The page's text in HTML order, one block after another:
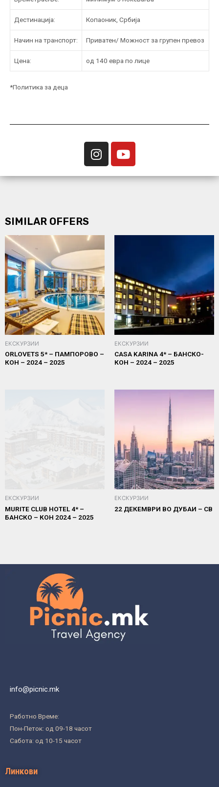
Дестинација: Копаоник, Србија
Начин на транспорт: Приватен/ Можност за групен превоз
Цена: од 140 евра по лице
*Политика за деца
SIMILAR OFFERS
ЕКСКУРЗИИ
ORLOVETS 5* – ПАМПОРОВО –
КОН – 2024 – 2025
ЕКСКУРЗИИ
CASA KARINA 4* – БАНСКО-
КОН – 2024 – 2025
ЕКСКУРЗИИ
MURITE CLUB HOTEL 4* –
БАНСКО – КОН 2024 – 2025
ЕКСКУРЗИИ
22 ДЕКЕМВРИ ВО ДУБАИ – СВ
info@picnic.mk
Работно Време:
Пон-Петок: од 09-18 часот
Сабота: од 10-15 часот
Линкови